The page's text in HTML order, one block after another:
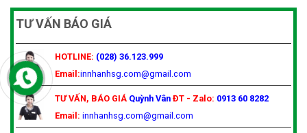
TƯ VẤN BÁO GIÁ
HOTLINE: (028) 36.123.999
Email:innhanhsg.com@gmail.com
TƯ VẤN, BÁO GIÁ Quỳnh Vân ĐT - Zalo: 0913 60 8282
Email: innhanhsg.com@gmail.com